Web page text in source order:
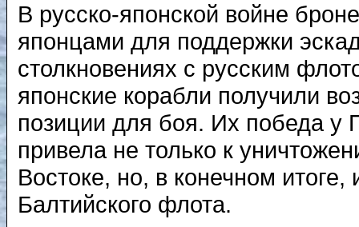
В русско-японской войне
японцами для поддержки
столкновениях с русским
японские корабли получили
позиции для боя. Их победа у
привела не только к
Востоке, но, в конечном итоге,
Балтийского флота.